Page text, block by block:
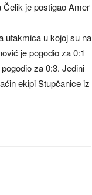
je postigao Amer
utakmica u kojoj su na
je pogodio za 0:1
za 0:3. Jedini
ekipi Stupčanice iz